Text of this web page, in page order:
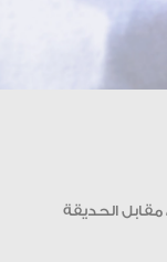
مقابل الحديقة